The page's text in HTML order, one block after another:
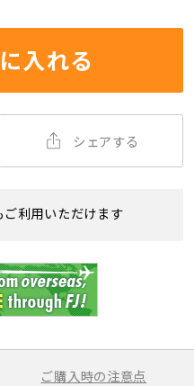
入れる
シェアする
利用いただけます
ご購入時の注意点